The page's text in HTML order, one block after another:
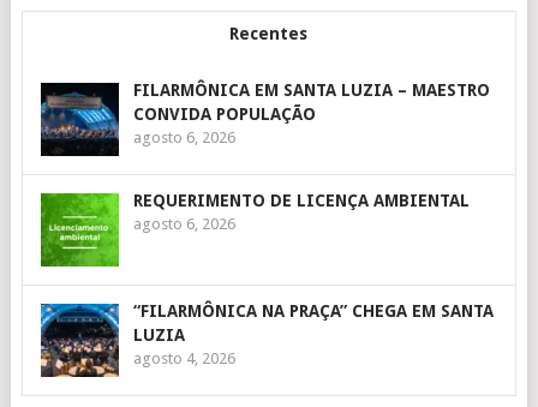
Recentes
FILARMÔNICA EM SANTA LUZIA – MAESTRO
CONVIDA POPULAÇÃO
agosto 6, 2026
REQUERIMENTO DE LICENÇA AMBIENTAL
agosto 6, 2026
“FILARMÔNICA NA PRAÇA” CHEGA EM SANTA
LUZIA
agosto 4, 2026